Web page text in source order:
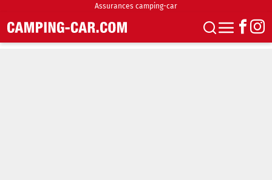
Assurances camping-car